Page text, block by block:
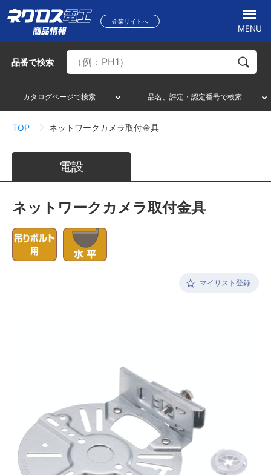
企業サイトへ
MENU
品番で検索
カタログページで検索 品名、評定・認定番号で検索
TOP ネットワークカメラ取付金具
電設
ネットワークカメラ取付金具
マイリスト登録